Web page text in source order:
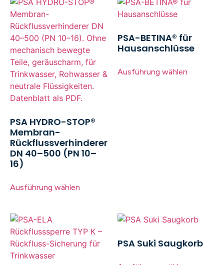
PSA HYDRO-STOP®
Membran-
Rückflussverhinderer
DN 40–500 (PN 10–
16)
Ausführung wählen
PSA-BETINA® für
Hausanschlüsse
Ausführung wählen
PSA Suki Saugkorb